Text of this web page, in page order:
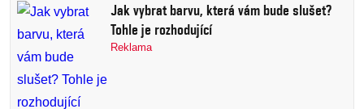
Jak vybrat barvu, která vám bude slušet?
Tohle je rozhodující
Reklama